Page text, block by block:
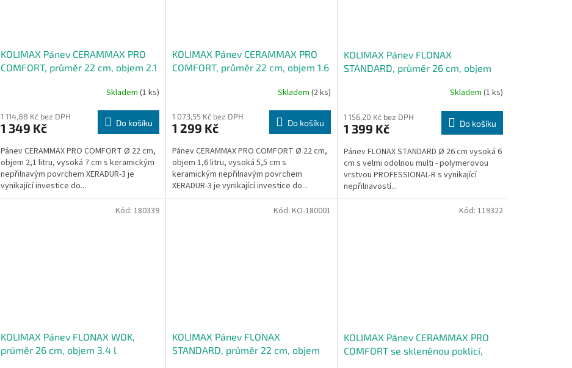
KOLIMAX Pánev CERAMMAX PRO
COMFORT, průměr 22 cm, objem 2.1
Skladem (1 ks)
1 114,88 Kč bez DPH
1 349 Kč Do košíku
Pánev CERAMMAX PRO COMFORT Ø 22 cm,
objem 2,1 litru, vysoká 7 cm s keramickým
nepřilnavým povrchem XERADUR-3 je
vynikající investice do...
KOLIMAX Pánev CERAMMAX PRO
COMFORT, průměr 22 cm, objem 1.6
Skladem (2 ks)
1 073,55 Kč bez DPH
1 299 Kč Do košíku
Pánev CERAMMAX PRO COMFORT Ø 22 cm,
objem 1,6 litru, vysoká 5,5 cm s
keramickým nepřilnavým povrchem
XERADUR-3 je vynikající investice do...
KOLIMAX Pánev FLONAX
STANDARD, průměr 26 cm, objem
Skladem (1 ks)
1 156,20 Kč bez DPH
1 399 Kč Do košíku
Pánev FLONAX STANDARD Ø 26 cm vysoká 6
cm s velmi odolnou multi - polymerovou
vrstvou PROFESSIONAL-R s vynikající
nepřilnavostí...
KOLIMAX Pánev FLONAX WOK,
průměr 26 cm, objem 3.4 l
Kód: 180339
KOLIMAX Pánev FLONAX
STANDARD, průměr 22 cm, objem
Kód: KO-180001
KOLIMAX Pánev CERAMMAX PRO
COMFORT se skleněnou poklicí,
Kód: 119322